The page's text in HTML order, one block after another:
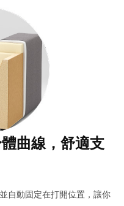
曲線，舒適支
自動固定在打開位置，讓你